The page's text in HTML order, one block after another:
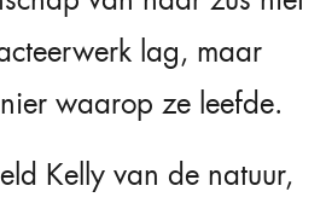
lag, maar
waarop ze leefde.
Kelly van de natuur,